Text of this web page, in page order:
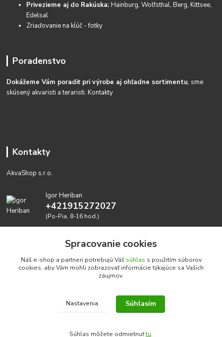
Privezieme aj do Rakúska:Hainburg, Wolfsthal, Berg, Kittsee,
Edelsal
Zriaďovanie na kĺúč - fotky
Poradenstvo
Dokážeme Vám poradiť pri výrobe aj ohľadne sortimentu, sme
skúsený akvaristi a teraristi.Kontakty
Kontakty
AkvaShop s.r.o.
Igor Heriban
+421915272027
(Po-Pia, 8-16 hod.)
Realizujeme prírodné akvária: AkvaShop s.r.o. • IBAN:
SK3911000000002947087849
Spracovanie cookies
Náš e-shop a partneri potrebujú Váš súhlas s použitím súborov
cookies, aby Vám mohli zobrazovať informácie týkajúce sa Vašich
záujmov.
Nastavenia Súhlasím
Súhlas môžete odmietnuťtu.